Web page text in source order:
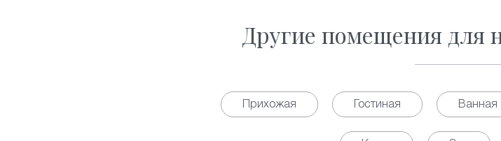
Другие помещения для
Прихожая Гостиная Ванная